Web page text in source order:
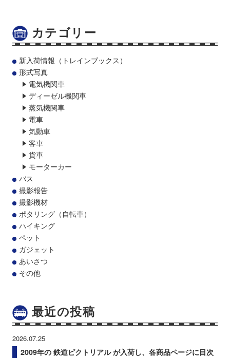
カテゴリー
新入荷情報（トレインブックス）
形式写真
電気機関車
ディーゼル機関車
蒸気機関車
電車
気動車
客車
貨車
モーターカー
バス
撮影報告
撮影機材
ポタリング（自転車）
ハイキング
ペット
ガジェット
あいさつ
その他
最近の投稿
2026.07.25
2009年の 鉄道ピクトリアル が入荷し、各商品ページに目次